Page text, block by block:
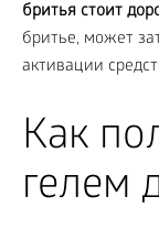
бритья стоит
бритье, может
активации
Как
гелем